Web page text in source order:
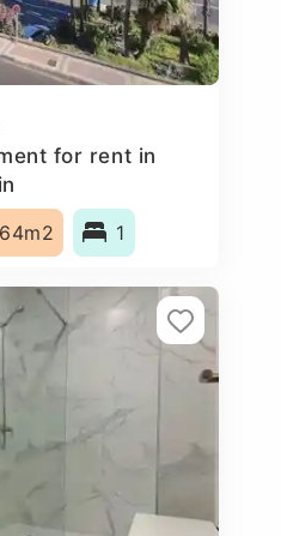
for rent in
64m2 1